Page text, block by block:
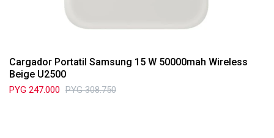
Cargador Portatil Samsung 15 W 50000mah Wireless
Beige U2500
PYG 247.000 PYG 308.750